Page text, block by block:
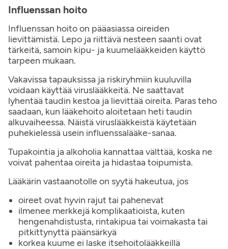
Influenssan hoito
Influenssan hoito on pääasiassa oireiden
lievittämistä. Lepo ja riittävä nesteen saanti ovat
tärkeitä, samoin kipu- ja kuumelääkkeiden käyttö
tarpeen mukaan.
Vakavissa tapauksissa ja riskiryhmiin kuuluvilla
voidaan käyttää viruslääkkeitä. Ne saattavat
lyhentää taudin kestoa ja lievittää oireita. Paras teho
saadaan, kun lääkehoito aloitetaan heti taudin
alkuvaiheessa.​ Näistä viruslääkkeistä käytetään
puhekielessä usein influenssalääke-sanaa.
Tupakointia ja alkoholia kannattaa välttää, koska ne
voivat pahentaa oireita ja hidastaa toipumista.
Lääkärin vastaanotolle on syytä hakeutua, jos
oireet ovat hyvin rajut tai pahenevat
ilmenee merkkejä komplikaatioista, kuten
hengenahdistusta, rintakipua tai voimakasta tai
pitkittynyttä päänsärkyä
korkea kuume ei laske itsehoitolääkkeillä